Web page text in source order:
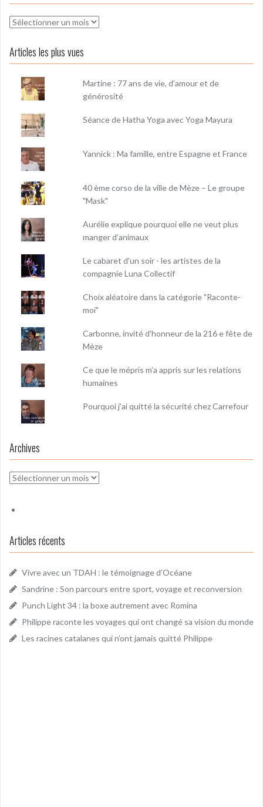
Archives
Articles les plus vues
Martine : 77 ans de vie, d'amour et de
générosité
Séance de Hatha Yoga avec Yoga Mayura
Yannick : Ma famille, entre Espagne et France
40 ème corso de la ville de Mèze – Le groupe
"Mask"
Aurélie explique pourquoi elle ne veut plus
manger d’animaux
Le cabaret d'un soir - les artistes de la
compagnie Luna Collectif
Choix aléatoire dans la catégorie "Raconte-
moi"
Carbonne, invité d'honneur de la 216 e fête de
Mèze
Ce que le mépris m’a appris sur les relations
humaines
Pourquoi j'ai quitté la sécurité chez Carrefour
Archives
Archives
Articles récents
Vivre avec un TDAH : le témoignage d’Océane
Sandrine : Son parcours entre sport, voyage et reconversion
Punch Light 34 : la boxe autrement avec Romina
Philippe raconte les voyages qui ont changé sa vision du monde
Les racines catalanes qui n’ont jamais quitté Philippe